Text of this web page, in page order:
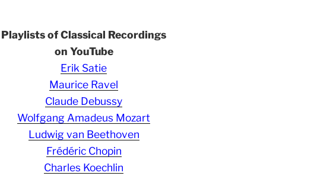
Playlists of Classical Recordings
on YouTube
Erik Satie
Maurice Ravel
Claude Debussy
Wolfgang Amadeus Mozart
Ludwig van Beethoven
Frédéric Chopin
Charles Koechlin